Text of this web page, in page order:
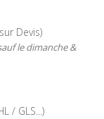
Devis)
le dimanche &
/ GLS...)